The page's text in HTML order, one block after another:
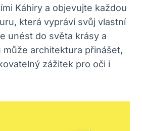
Káhiry a objevujte každou
která vypráví svůj vlastní
unést do světa krásy a
může architektura přinášet,
zážitek pro oči i